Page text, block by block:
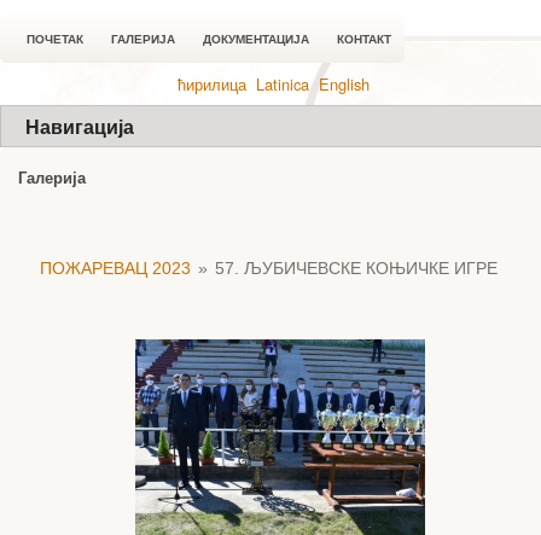
ПОЧЕТАК ГАЛЕРИЈА ДОКУМЕНТАЦИЈА КОНТАКТ
ћирилица Latinica English
Навигација
Галерија
ПОЖАРЕВАЦ 2023 » 57. ЉУБИЧЕВСКЕ КОЊИЧКЕ ИГРЕ